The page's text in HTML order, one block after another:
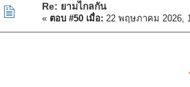
Re: ยามไกลกัน
« ตอบ #50 เมื่อ: 22 พฤษภาคม 2026,